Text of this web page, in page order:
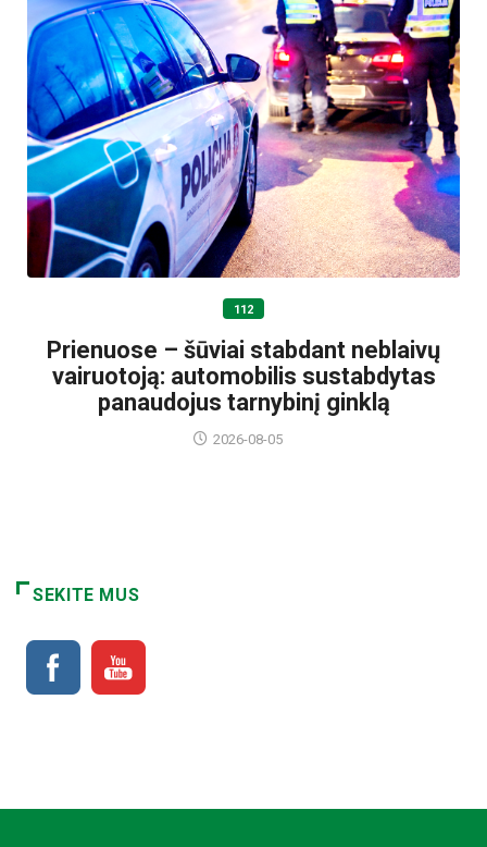
112
Prienuose – šūviai stabdant neblaivų
vairuotoją: automobilis sustabdytas
panaudojus tarnybinį ginklą
2026-08-05
SEKITE MUS